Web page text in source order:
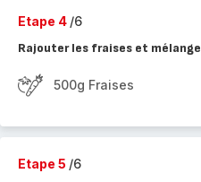
Etape 4 /6
Rajouter les fraises et
500g Fraises
Etape 5 /6